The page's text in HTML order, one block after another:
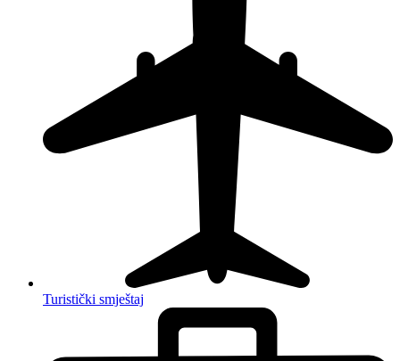
Turistički smještaj